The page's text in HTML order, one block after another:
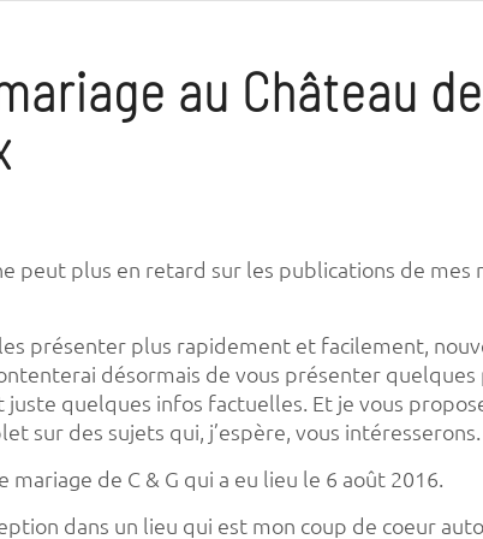
au Château de
peut plus en retard sur les publications de mes
présenter plus rapidement et facilement,
désormais de vous présenter quelques
quelques infos factuelles. Et je vous
sur des sujets qui, j’espère, vous intéresserons.
mariage de C & G qui a eu lieu le 6 août 2016.
dans un lieu qui est mon coup de coeur